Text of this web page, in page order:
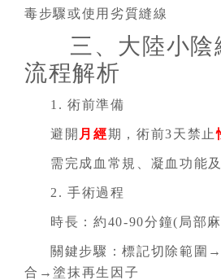
毒步驟或使用劣質縫線
三、大陸小
流程解析
1. 術前準備
避開 月經期，術前3天禁止
需完成血常規、凝血功能
2. 手術過程
時長：約40-90分鐘(局部
關鍵步驟：標記切除範圍
合→塗抹再生因子